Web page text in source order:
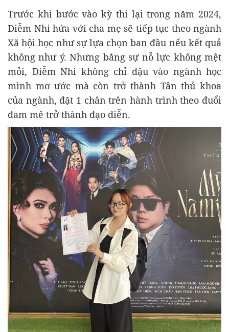
Trước khi bước vào kỳ thi lại trong năm 2024,
Diễm Nhi hứa với cha mẹ sẽ tiếp tục theo ngành
Xã hội học như sự lựa chọn ban đầu nếu kết quả
không như ý. Nhưng bằng sự nỗ lực không mệt
mỏi, Diễm Nhi không chỉ đậu vào ngành học
mình mơ ước mà còn trở thành Tân thủ khoa
của ngành, đặt 1 chân trên hành trình theo đuổi
đam mê trở thành đạo diễn.